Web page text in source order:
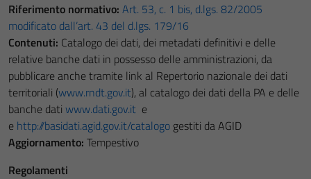
Riferimento normativo: Art. 53, c. 1 bis, d.lgs. 82/2005
modificato dall’art. 43 del d.lgs. 179/16
Contenuti: Catalogo dei dati, dei metadati definitivi e delle
relative banche dati in possesso delle amministrazioni, da
pubblicare anche tramite link al Repertorio nazionale dei dati
territoriali (www.rndt.gov.it), al catalogo dei dati della PA e delle
banche dati www.dati.gov.it e
e http://basidati.agid.gov.it/catalogo gestiti da AGID
Aggiornamento: Tempestivo
Regolamenti